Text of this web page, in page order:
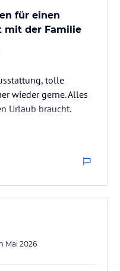
für einen
mit der Familie
tolle
wieder gerne. Alles
Urlaub braucht.
Mai 2026